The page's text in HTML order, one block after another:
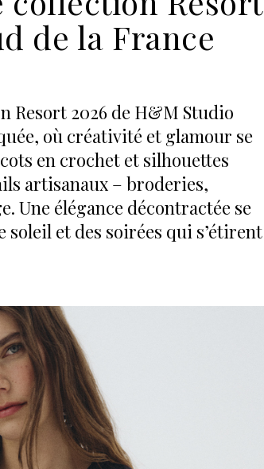
de la France
Resort 2026 de H&M Studio
où créativité et glamour se
en crochet et silhouettes
artisanaux – broderies,
Une élégance décontractée se
soleil et des soirées qui s’étirent